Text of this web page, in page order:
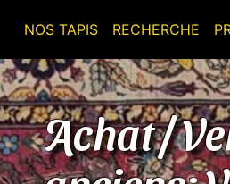
NOS TAPIS RECHERCHE
Achat /